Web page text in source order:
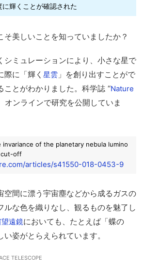
に輝くことが確認された
そ美しいことを知っていましたか？
シミュレーションにより、小さな星で
際に「輝く 星雲 」を創り出すことがで
ことがわかりました。科学誌 “Nature
オンラインで研究を公開していま
invariance of the planetary nebula lumino
cut-off
articles/s41550-018-0453-9
空間に漂う宇宙塵などから成るガスの
ルな色を織りなし、観るものを魅了し
遠鏡においても、たとえば「蝶の
姿がとらえられています。
TELESCOPE